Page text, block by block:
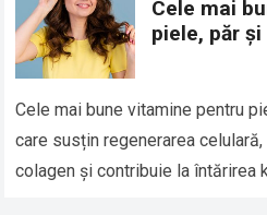
Cele mai
piele, păr
Cele mai bune vitamine pentru
care susțin regenerarea
colagen și contribuie la întărirea